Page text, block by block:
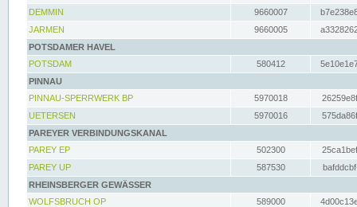
DEMMIN
9660007
JARMEN
9660005
POTSDAMER HAVEL
POTSDAM
580412
PINNAU
PINNAU-SPERRWERK BP
5970018
UETERSEN
5970016
PAREYER VERBINDUNGSKANAL
PAREY EP
502300
PAREY UP
587530
RHEINSBERGER GEWÄSSER
WOLFSBRUCH OP
589000